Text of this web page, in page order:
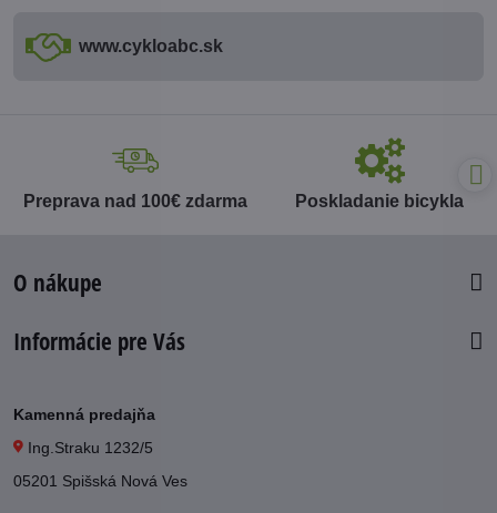
www​.cykloabc​.sk
Preprava nad 100€ zdarma Poskladanie bicykla
O nákupe
Informácie pre Vás
Kamenná predajňa
Ing.Straku 1232/5
05201 Spišská Nová Ves